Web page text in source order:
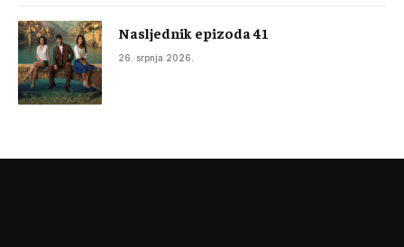
Nasljednik epizoda 41
26. srpnja 2026.